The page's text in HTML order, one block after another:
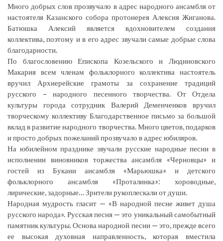
Много добрых слов прозвучало в адрес народного ансамбля от
настоятеля Казанского собора протоиерея Алексия Жиганова.
Батюшка Алексий является вдохновителем создания
коллектива, поэтому и в его адрес звучали самые добрые слова
благодарности.
По благословению Епископа Козельского и Людиновского
Макария всем членам фольклорного коллектива настоятель
вручил Архиерейские грамоты за сохранение традиций
русского – народного песенного творчества. От Отдела
культуры города сотрудник Валерий Деменченков вручил
творческому коллективу Благодарственное письмо за большой
вклад в развитие народного творчества. Много цветов, подарков
и просто добрых пожеланий прозвучало в адрес юбиляров.
На юбилейном празднике звучали русские народные песни в
исполнении виновников торжества ансамбля «Черновцы» и
гостей из Букани ансамбля «Марьюшка» и детского
фольклорного ансамбля «Проталинка»: хороводные,
лирические, задорные… Зрители рукоплескали от души.
Народная мудрость гласит — «В народной песне живет душа
русского народа». Русская песня — это уникальный самобытный
памятник культуры. Основа народной песни — это, прежде всего
ее высокая духовная направленность, которая вместила